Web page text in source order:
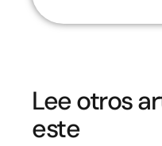
Lee otros
este